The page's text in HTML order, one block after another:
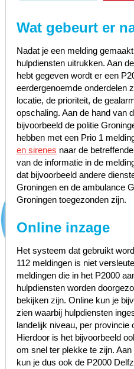
Wat gebeurt er
Nadat je een melding
hulpdiensten uitrukken. Aan
hebt gegeven wordt er een
eerdergenoemde onderdelen
locatie, de prioriteit, de
opschaling. Aan de hand van
bijvoorbeeld de politie
hebben met een Prio 1
en sirenes naar de
van de informatie in de
dat bijvoorbeeld andere
Groningen en de ambulance
Groningen toegezonden zijn.
Online inzage
Het systeem dat gebruikt
112 meldingen is niet
meldingen die in het P2000
hulpdiensten worden
bekijken zijn. Online kun je
zien waarbij hulpdiensten
landelijk niveau, per provincie
Hierdoor is het bijvoorbeeld
om snel ter plekke te zijn.
kun je dus ook de P2000